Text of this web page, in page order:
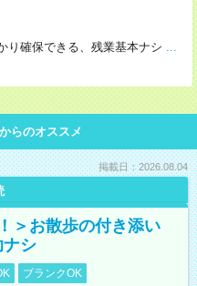
確保できる、残業基本ナシ ...
らのオススメ
掲載日：2026.08.04
＞お散歩の付き添い
ナシ
ブランクOK